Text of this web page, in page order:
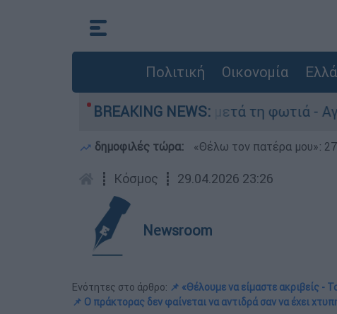
Πολιτική Οικονομία
BREAKING NEWS:
Πόρτο Γερμανό μετά τη φωτιά - Αγώνας για
δημοφιλές τώρα: «Θέλω τον πατέρα μου»:
┋ Κόσμος ┋ 29.04.2026 23:26
Newsroom
Ενότητες στο άρθρο: 📌 «Θέλουμε να είμαστε ακριβείς -
📌 Ο πράκτορας δεν φαίνεται να αντιδρά σαν να έχει